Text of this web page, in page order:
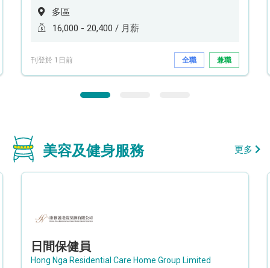
多區
16,000 - 20,400 / 月薪
刊登於 1日前 全職 兼職
美容及健身服務 更多
日間保健員
Hong Nga Residential Care Home Group Limited